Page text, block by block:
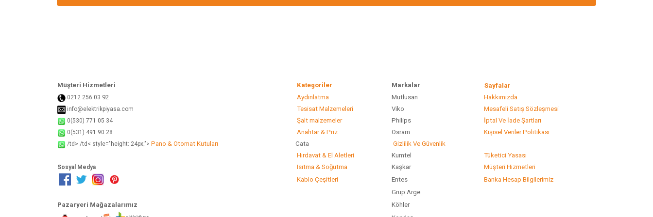
Müşteri Hizmetleri Kategoriler Markalar Sayfalar
0212 256 03 92 Aydınlatma Mutlusan Hakkımızda
info@elektrikpiyasa.com Tesisat Malzemeleri Viko Mesafeli Satış Sözleşmesi
0(530) 771 05 34 Şalt malzemeler Philips İptal Ve İade Şartları
0(531) 491 90 28 Anahtar & Priz Osram Kişisel Veriler Politikası
/td> /td< style="height: 24px;"> Pano & Otomat Kutuları Cata
Gizlilik Ve Güvenlik
Hırdavat & El Aletleri
Kumtel Tüketici Yasası
Sosyal Medya Isıtma & Soğutma Kaşkar
Müşteri Hizmetleri
Kablo Çeşitleri
Entes
Banka Hesap Bilgilerimiz
Grup Arge
Pazaryeri Mağazalarımız
Köhler